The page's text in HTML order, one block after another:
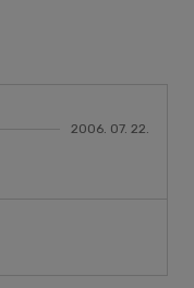
2006. 07. 22.